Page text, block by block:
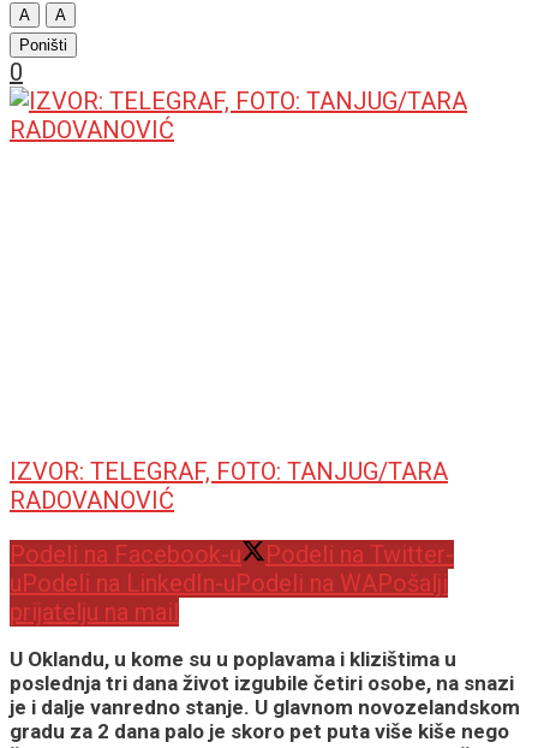
A
A
Poništi
0
IZVOR: TELEGRAF, FOTO: TANJUG/TARA
RADOVANOVIĆ
Podeli na Facebook-u
Podeli na Twitter-
uPodeli na LinkedIn-uPodeli na WAPošalji
prijatelju na mail
U Oklandu, u kome su u poplavama i klizištima u
poslednja tri dana život izgubile četiri osobe, na snazi
je i dalje vanredno stanje. U glavnom novozelandskom
gradu za 2 dana palo je skoro pet puta više kiše nego